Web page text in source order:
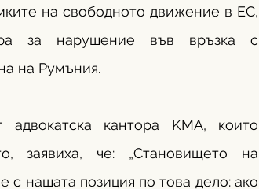
на свободното движение в ЕС,
за нарушение във връзка с
на Румъния.
кантора KMA, които
заявиха, че: „Становището на
с нашата позиция по това дело: ако